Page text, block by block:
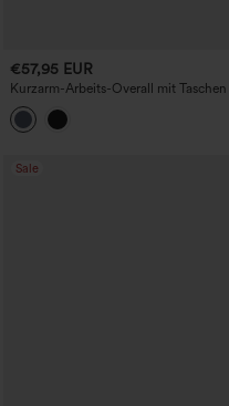
€57,95 EUR
Kurzarm-Arbeits-Overall mit
Easy Pezzy Edition
Sale